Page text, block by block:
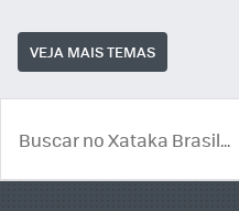
VEJA MAIS TEMAS